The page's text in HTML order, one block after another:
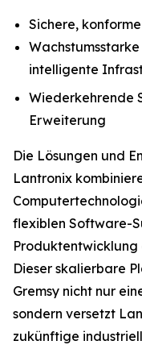
Sichere,
intelligente
Wiederkehrende
Erweiterung
Die Lösungen und
Lantronix
flexiblen Software-
Produktentwicklung
Dieser skalierbare
Gremsy nicht nur
sondern versetzt
zukünftige